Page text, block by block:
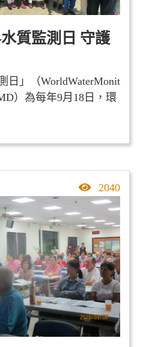
質監測日 守護
日」（WorldWaterMonit
）為每年9月18日，環
點擊率
2040